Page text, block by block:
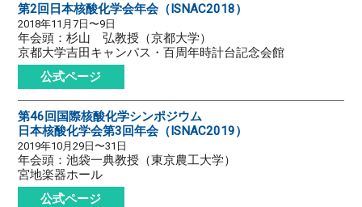
第2回日本核酸化学会年会（ISNAC2018）
2018年11月7日〜9日
年会頭：杉山 弘教授（京都大学）
京都大学吉田キャンパス・百周年時計台記念会館
公式ページ
第46回国際核酸化学シンポジウム
日本核酸化学会第3回年会（ISNAC2019）
2019年10月29日〜31日
年会頭：池袋一典教授（東京農工大学）
宮地楽器ホール
公式ページ